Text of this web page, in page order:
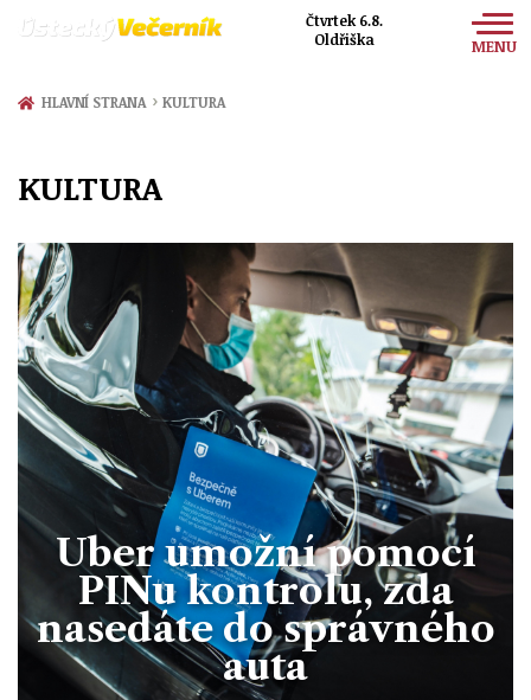
Čtvrtek 6.8.
Oldřiška
MENU
Zprávy
Kultura
Společnost
HLAVNÍ STRANA › KULTURA
KULTURA
Uber umožní pomocí
PINu kontrolu, zda
nasedáte do správného
auta